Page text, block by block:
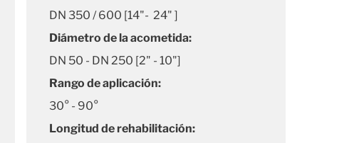
DN 350 / 600 [14"- 24" ]
Diámetro de la acometida:
DN 50 - DN 250 [2" - 10"]
Rango de aplicación:
30° - 90°
Longitud de rehabilitación: